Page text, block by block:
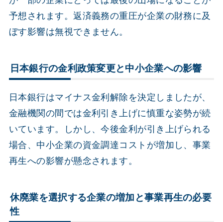
予想されます。返済義務の重圧が企業の財務に及
ぼす影響は無視できません。
日本銀行の金利政策変更と中小企業への影響
日本銀行はマイナス金利解除を決定しましたが、
金融機関の間では金利引き上げに慎重な姿勢が続
いています。しかし、今後金利が引き上げられる
場合、中小企業の資金調達コストが増加し、事業
再生への影響が懸念されます。
休廃業を選択する企業の増加と事業再生の必要
性